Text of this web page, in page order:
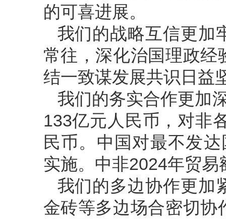
的可喜进展。
我们的战略互信更加
常往，深化治国理政经
结一致谋发展共识日益
我们的务实合作更加
133亿元人民币，对非
民币。中国对最不发
实施。中非2024年贸
我们的多边协作更加
金砖等多边场合密切协